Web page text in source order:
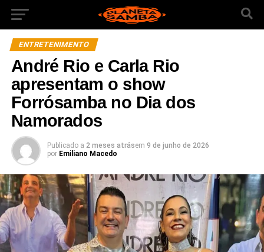
ENTRETENIMENTO
André Rio e Carla Rio
apresentam o show
Forrósamba no Dia dos
Namorados
Publicado a 2 meses atrásem 9 de junho de 2026
por Emiliano Macedo